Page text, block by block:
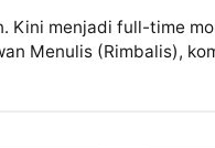
Kini menjadi full-time
Menulis (Rimbalis),